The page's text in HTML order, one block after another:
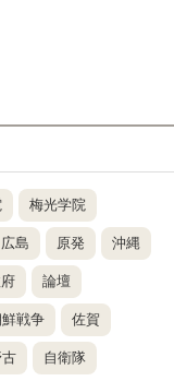
梅光学院
広島 原発 沖縄
論壇
戦争 佐賀
自衛隊